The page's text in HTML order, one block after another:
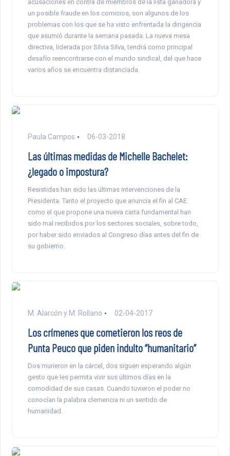
acusaciones en contra de miembros de la lista ganadora y
un posible fraude en los comicios, son algunos de los
problemas con los que se ha visto enfrentada la dirigencia
que asumió durante la semana pasada. La nueva mesa
directiva, liderada por Silvia Silva, tendrá como principal
desafío reencontrarse con el mundo sindical, del que hace
varios años se encuentra distanciada.
Paula Campos 06-03-2018
Las últimas medidas de Michelle Bachelet:
¿legado o impostura?
Resistidas han sido las últimas intervenciones de la
Presidenta. Tanto el proyecto que anuncia el fin al CAE
como el que propone una nueva carta fundamental han
sido mal recibidos por los sectores sociales, sobre todo,
por haber sido enviados al Congreso días antes del fin de
su gobierno.
M. Alarcón y M. Rollano 02-04-2017
Los crímenes que cometieron los reos de
Punta Peuco que piden indulto “humanitario”
Dos murieron en la cárcel, dos siguen esperando algún
gesto que les permita vivir sus últimos días en la
comodidad de sus casas. Cuando tuvieron el poder no
conocían la palabra clemencia ni un sentido de
humanidad.